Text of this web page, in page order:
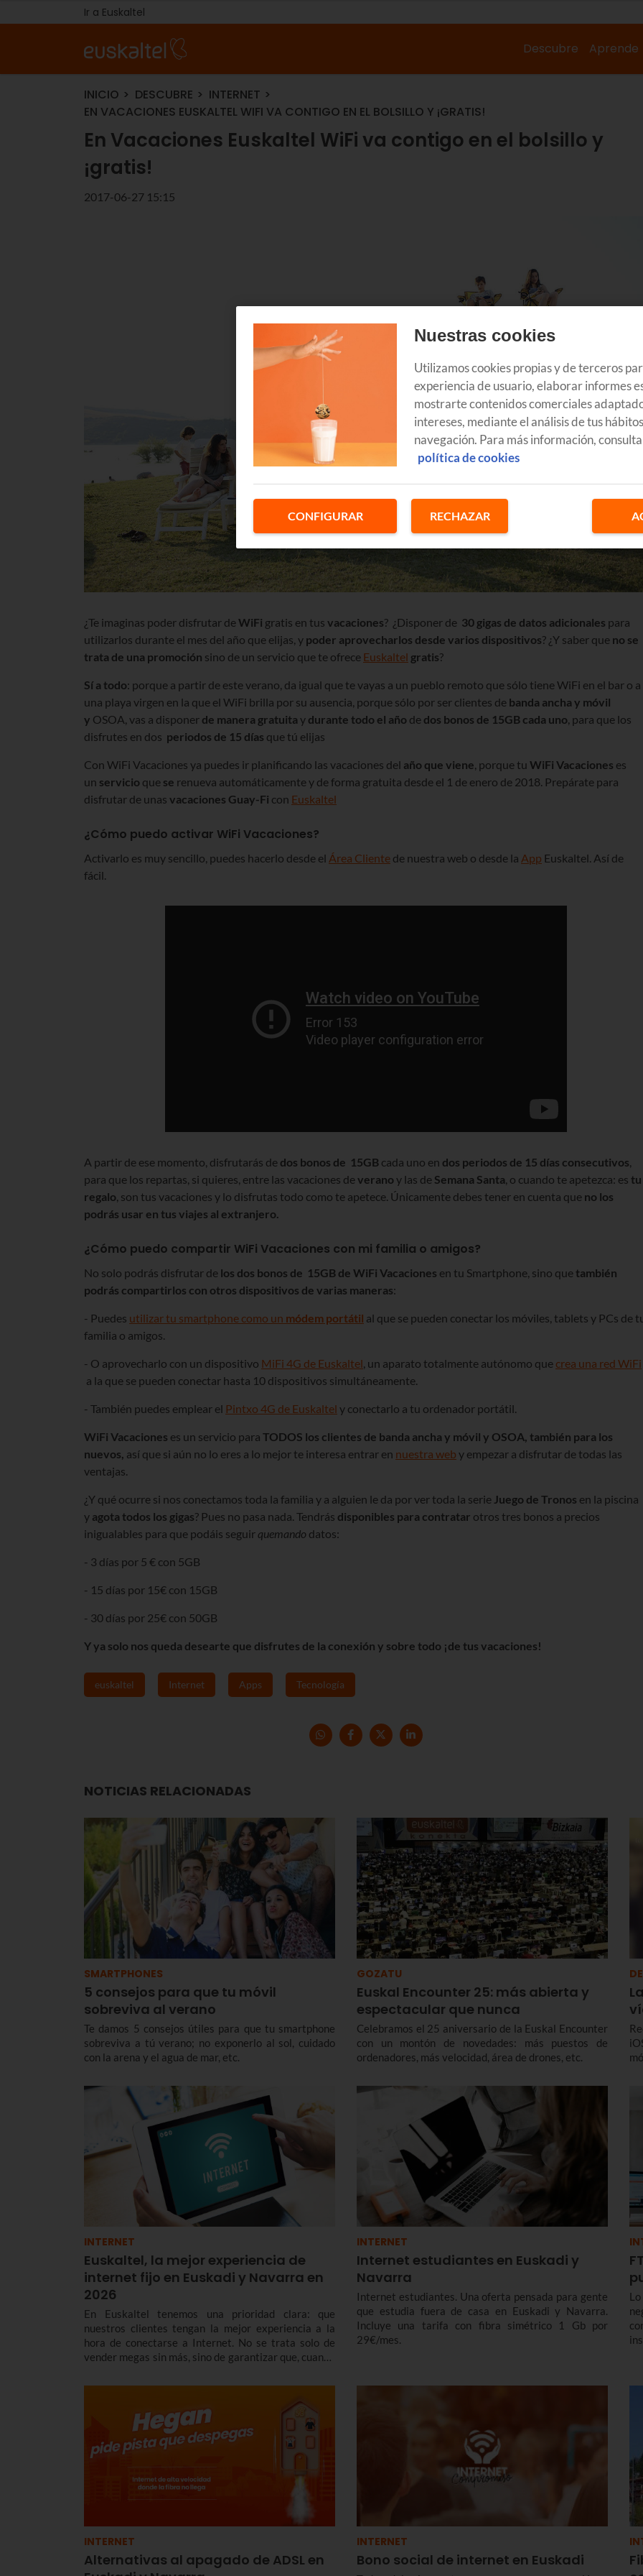
Ir a Euskaltel
Descubre Aprende
INICIO DESCUBRE
INTERNET
EN VACACIONES EUSKALTEL WIFI VA CONTIGO EN EL BOLSILLO Y ¡GRATIS!
En Vacaciones Euskaltel WiFi va contigo en el bolsillo y
¡gratis!
2017-06-27 15:15
¿Te imaginas poder disfrutar deWiFi gratis en tus vacaciones? ¿Disponer de 30 gigas de datos adicionales para
utilizarlos durante el mes del año que elijas, y poder aprovecharlos desde varios dispositivos? ¿Y saber que no se
trata de una promoción sino de un servicio que te ofrece Euskaltel gratis?
Sí a todo: porque a partir de este verano, da igual que te vayas a un pueblo remoto que sólo tiene WiFi en el bar o a
una playa virgen en la que el WiFi brilla por su ausencia, porque sólo por ser clientes de banda ancha y móvil
y OSOA, vas a disponer de manera gratuita y durante todo el año de dos bonos de 15GB cada uno, para que los
disfrutes en dos periodos de 15 días que tú elijas
Con WiFi Vacaciones ya puedes ir planificando las vacaciones del año que viene, porque tu WiFi Vacaciones es
un servicio que se renueva automáticamente y de forma gratuita desde el 1 de enero de 2018. Prepárate para
disfrutar de unas vacaciones Guay-Fi con Euskaltel
¿Cómo puedo activar WiFi Vacaciones?
Activarlo es muy sencillo, puedes hacerlo desde el Área Cliente de nuestra web o desde la App Euskaltel. Así de
fácil.
A partir de ese momento, disfrutarás de dos bonos de 15GB cada uno en dos periodos de 15 días consecutivos,
para que los repartas, si quieres, entre las vacaciones deverano y las de Semana Santa, o cuando te apetezca: es tu
regalo, son tus vacaciones y lo disfrutas todo como te apetece. Únicamente debes tener en cuenta que no los
podrás usar en tus viajes al extranjero.
¿Cómo puedo compartir WiFi Vacaciones con mi familia o amigos?
No solo podrás disfrutar de los dos bonos de 15GB de WiFi Vacaciones en tu Smartphone, sino que también
podrás compartirlos con otros dispositivos de varias maneras:
- Puedes utilizar tu smartphone como un módem portátil al que se pueden conectar los móviles, tablets y PCs de
familia o amigos.
- O aprovecharlo con un dispositivo MiFi 4G de Euskaltel, un aparato totalmente autónomo que crea una red WiFi
a la que se pueden conectar hasta 10 dispositivos simultáneamente.
- También puedes emplear el Pintxo 4G de Euskaltel y conectarlo a tu ordenador portátil.
WiFi Vacaciones es un servicio para TODOS los clientes de banda ancha y móvil y OSOA, también para los
nuevos, así que si aún no lo eres a lo mejor te interesa entrar en nuestra web y empezar a disfrutar de todas las
ventajas.
¿Y qué ocurre si nos conectamos toda la familia y a alguien le da por ver toda la serie Juego de Tronos en la piscina
y agota todos los gigas? Pues no pasa nada. Tendrás disponibles para contratar otros tres bonos a precios
inigualables para que podáis seguir quemando datos:
- 3 días por 5 € con 5GB
- 15 días por 15€ con 15GB
- 30 días por 25€ con 50GB
Y ya solo nos queda desearte que disfrutes de la conexión y sobre todo ¡de tus vacaciones!
euskaltel Internet Apps Tecnología
NOTICIAS RELACIONADAS
SMARTPHONES
5 consejos para que tu móvil
sobreviva al verano
Te damos 5 consejos útiles para que tu smartphone
sobreviva a tú verano; no exponerlo al sol, cuidado
con la arena y el agua de mar, etc.
GOZATU
Euskal Encounter 25: más abierta y
espectacular que nunca
Celebramos el 25 aniversario de la Euskal Encounter
con un montón de novedades: más puestos de
ordenadores, más velocidad, área de drones, etc.
INTERNET
Euskaltel, la mejor experiencia de
internet fijo en Euskadi y Navarra en
2026
En Euskaltel tenemos una prioridad clara: que
nuestros clientes tengan la mejor experiencia a la
hora de conectarse a Internet. No se trata solo de
vender megas sin más, sino de garantizar que, cuando
latencia envidiables.
INTERNET
Internet estudiantes en Euskadi y
Navarra
Internet estudiantes. Una oferta pensada para gente
que estudia fuera de casa en Euskadi y Navarra.
Incluye una tarifa con fibra simétrico 1 Gb por
29€/mes.
INTERNET
Alternativas al apagado de ADSL en
INTERNET
Bono social de internet en Euskadi
Nuestras cookies
Utilizamos cookies propias y de terceros
experiencia de usuario, elaborar informes
mostrarte contenidos comerciales
intereses, mediante el análisis de tus
navegación. Para más información,
política de cookies
CONFIGURAR RECHAZAR